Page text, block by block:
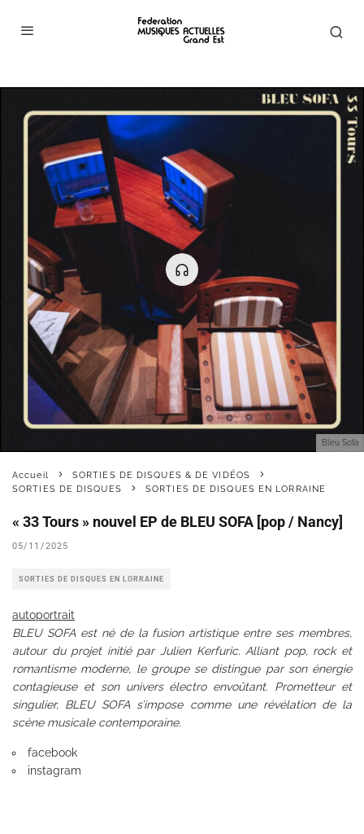
Bleu Sofa
Accueil
SORTIES DE DISQUES & DE VIDÉOS
SORTIES DE DISQUES
SORTIES DE DISQUES EN LORRAINE
« 33 Tours » nouvel EP de BLEU SOFA [pop / Nancy]
05/11/2025
SORTIES DE DISQUES EN LORRAINE
autoportrait
BLEU SOFA est né de la fusion artistique entre ses membres,
autour du projet initié par Julien Kerfuric. Alliant pop, rock et
romantisme moderne, le groupe se distingue par son énergie
contagieuse et son univers électro envoûtant. Prometteur et
singulier, BLEU SOFA s’impose comme une révélation de la
scène musicale contemporaine.
facebook
instagram